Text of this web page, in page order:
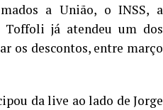
a União, o INSS, a
Toffoli já atendeu um dos
os descontos, entre março
da live ao lado de Jorge